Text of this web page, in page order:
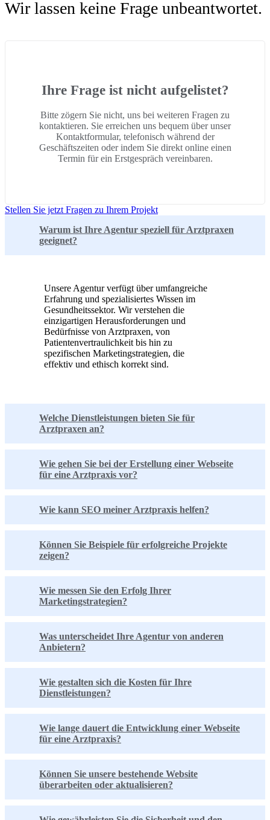
Wir lassen keine Frage unbeantwortet.
Ihre Frage ist nicht aufgelistet?
Bitte zögern Sie nicht, uns bei weiteren Fragen zu
kontaktieren. Sie erreichen uns bequem über unser
Kontaktformular, telefonisch während der
Geschäftszeiten oder indem Sie direkt online einen
Termin für ein Erstgespräch vereinbaren.
Stellen Sie jetzt Fragen zu Ihrem Projekt
Warum ist Ihre Agentur speziell für Arztpraxen
geeignet?
Unsere Agentur verfügt über umfangreiche
Erfahrung und spezialisiertes Wissen im
Gesundheitssektor. Wir verstehen die
einzigartigen Herausforderungen und
Bedürfnisse von Arztpraxen, von
Patientenvertraulichkeit bis hin zu
spezifischen Marketingstrategien, die
effektiv und ethisch korrekt sind.
Welche Dienstleistungen bieten Sie für
Arztpraxen an?
Wie gehen Sie bei der Erstellung einer Webseite
für eine Arztpraxis vor?
Wie kann SEO meiner Arztpraxis helfen?
Können Sie Beispiele für erfolgreiche Projekte
zeigen?
Wie messen Sie den Erfolg Ihrer
Marketingstrategien?
Was unterscheidet Ihre Agentur von anderen
Anbietern?
Wie gestalten sich die Kosten für Ihre
Dienstleistungen?
Wie lange dauert die Entwicklung einer Webseite
für eine Arztpraxis?
Können Sie unsere bestehende Website
überarbeiten oder aktualisieren?